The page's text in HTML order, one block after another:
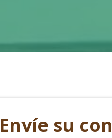
Envíe su